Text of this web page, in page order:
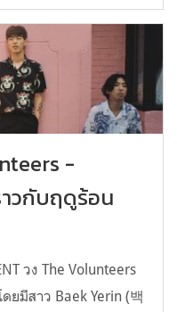
-
าวกับฤดูร้อน
วง The Volunteers
มีสาว Baek Yerin (백